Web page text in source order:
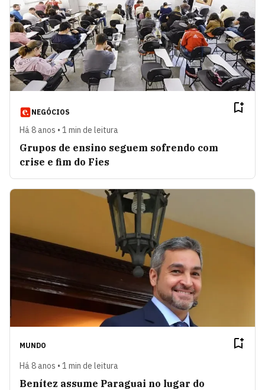
NEGÓCIOS
Há 8 anos • 1 min de leitura
Grupos de ensino seguem sofrendo com
crise e fim do Fies
MUNDO
Há 8 anos • 1 min de leitura
Benítez assume Paraguai no lugar do